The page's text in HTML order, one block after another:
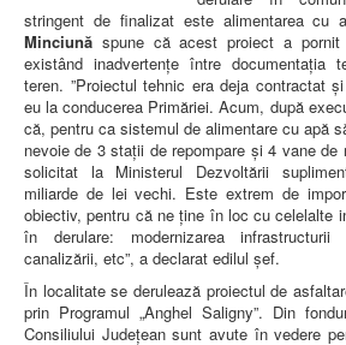
stringent de finalizat este alimentarea cu
Minciună spune că acest proiect a
existând inadvertențe între documentația
teren. ”Proiectul tehnic era deja contractat
eu la conducerea Primăriei. Acum, după
că, pentru ca sistemul de alimentare cu apă
nevoie de 3 stații de repompare și 4 vane de
solicitat la Ministerul Dezvoltării
miliarde de lei vechi. Este extrem de
obiectiv, pentru că ne ține în loc cu celelalte
în derulare: modernizarea
canalizării, etc”, a declarat edilul șef.
În localitate se derulează proiectul de
prin Programul „Anghel Saligny”. Din
Consiliului Județean sunt avute în vedere